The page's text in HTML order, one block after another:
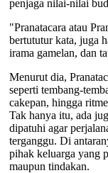
penjaga nilai-nilai
"Pranatacara atau
bertututur kata, juga
irama gamelan, dan
Menurut dia,
seperti tembang-
cakepan, hingga
Tak hanya itu, ada
dipatuhi agar
terganggu. Di
pihak keluarga yang
maupun tindakan.